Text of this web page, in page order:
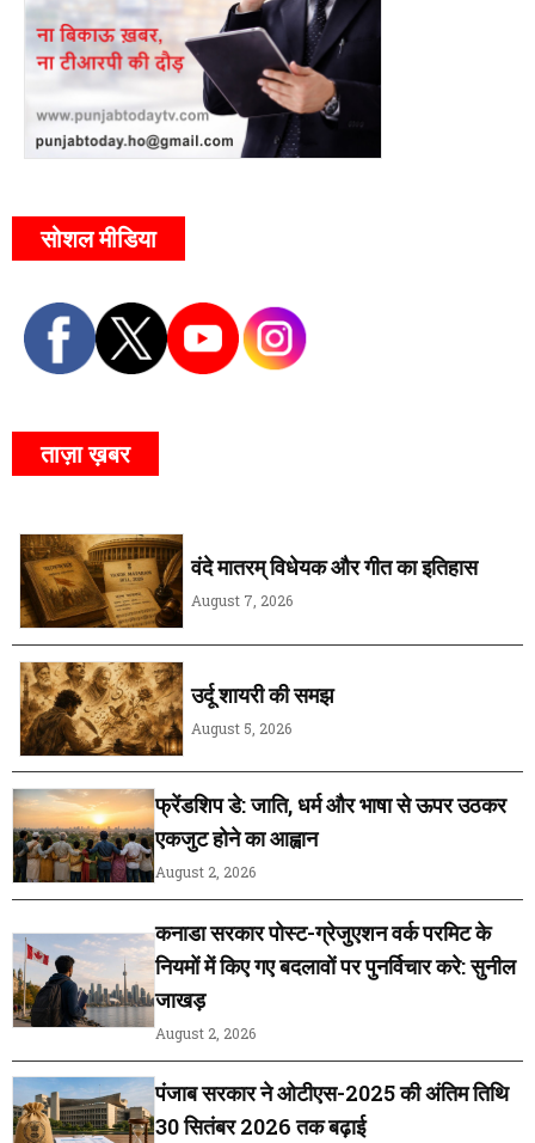
सोशल मीडिया
ताज़ा ख़बर
वंदे मातरम् विधेयक और गीत का इतिहास
August 7, 2026
उर्दू शायरी की समझ
August 5, 2026
फ्रेंडशिप डे: जाति, धर्म और भाषा से ऊपर उठकर
एकजुट होने का आह्वान
August 2, 2026
कनाडा सरकार पोस्ट-ग्रेजुएशन वर्क परमिट के
नियमों में किए गए बदलावों पर पुनर्विचार करे: सुनील
जाखड़
August 2, 2026
पंजाब सरकार ने ओटीएस-2025 की अंतिम तिथि
30 सितंबर 2026 तक बढ़ाई